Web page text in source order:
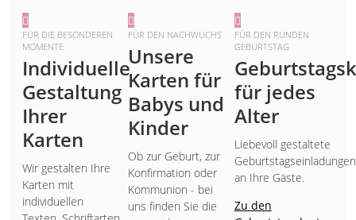
FÜR DIE BESONDEREN
MOMENTE
Individuelle
Gestaltung
Ihrer
Karten
Wir gestalten Ihre
Karten mit
individuellen
FÜR DEN NACHWUCHS
Unsere
Karten für
Babys und
Kinder
Ob zur Geburt, zur
Konfirmation oder
Kommunion - bei
uns finden Sie die
FÜR DEN RUNDEN
GEBURTSTAG
für jedes
Alter
Liebevoll gestaltete
Geburtstagseinladungen
an Ihre Gäste.
Zu den